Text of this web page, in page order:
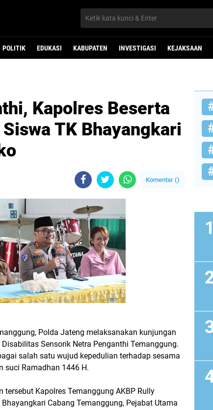
POLITIK EDUKASI KABUPATEN INVESTIGASI KEJAKSAAN
Kapolres Beserta
TK Bhayangkari
Komentar ()
Polda Jateng melaksanakan kunjungan
Sensorik Netra Penganthi Temanggung.
salah satu wujud kepedulian terhadap sesama
suci Ramadhan 1446 H.
tersebut Kapolres Temanggung AKBP Rully
Cabang Temanggung, Pejabat Utama